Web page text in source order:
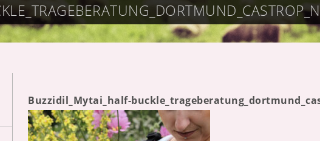
Buzzidil_Mytai_half-